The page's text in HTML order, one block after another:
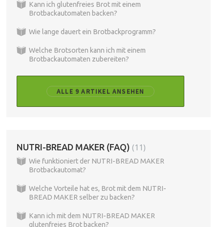
Kann ich glutenfreies Brot mit einem
Brotbackautomaten backen?
Wie lange dauert ein Brotbackprogramm?
Welche Brotsorten kann ich mit einem
Brotbackautomaten zubereiten?
ALLE 9 ARTIKEL ANSEHEN
NUTRI-BREAD MAKER (FAQ) 11
Wie funktioniert der NUTRI-BREAD MAKER
Brotbackautomat?
Welche Vorteile hat es, Brot mit dem NUTRI-
BREAD MAKER selber zu backen?
Kann ich mit dem NUTRI-BREAD MAKER
glutenfreies Brot backen?